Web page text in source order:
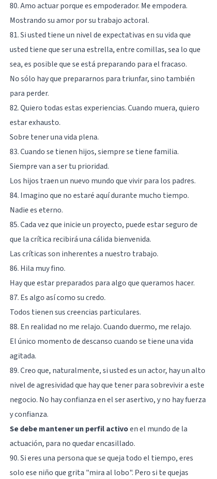
80. Amo actuar porque es empoderador. Me empodera.
Mostrando su amor por su trabajo actoral.
81. Si usted tiene un nivel de expectativas en su vida que
usted tiene que ser una estrella, entre comillas, sea lo que
sea, es posible que se está preparando para el fracaso.
No sólo hay que prepararnos para triunfar, sino también
para perder.
82. Quiero todas estas experiencias. Cuando muera, quiero
estar exhausto.
Sobre tener una vida plena.
83. Cuando se tienen hijos, siempre se tiene familia.
Siempre van a ser tu prioridad.
Los hijos traen un nuevo mundo que vivir para los padres.
84. Imagino que no estaré aquí durante mucho tiempo.
Nadie es eterno.
85. Cada vez que inicie un proyecto, puede estar seguro de
que la crítica recibirá una cálida bienvenida.
Las críticas son inherentes a nuestro trabajo.
86. Hila muy fino.
Hay que estar preparados para algo que queramos hacer.
87. Es algo así como su credo.
Todos tienen sus creencias particulares.
88. En realidad no me relajo. Cuando duermo, me relajo.
El único momento de descanso cuando se tiene una vida
agitada.
89. Creo que, naturalmente, si usted es un actor, hay un alto
nivel de agresividad que hay que tener para sobrevivir a este
negocio. No hay confianza en el ser asertivo, y no hay fuerza
y confianza.
Se debe mantener un perfil activoen el mundo de la
actuación, para no quedar encasillado.
90. Si eres una persona que se queja todo el tiempo, eres
solo ese niño que grita "mira al lobo". Pero si te quejas